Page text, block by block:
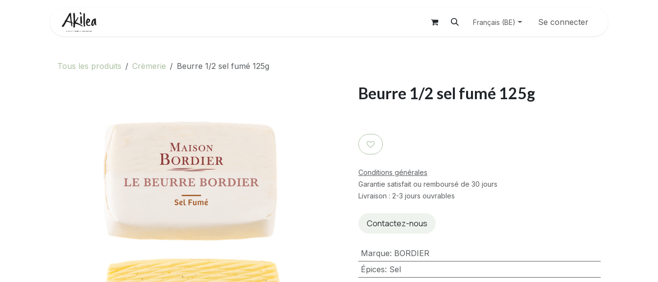
Français (BE) Se connecter
Tous les produits Crèmerie Beurre 1/2 sel fumé 125g
Beurre 1/2 sel fumé 125g
Conditions générales
Garantie satisfait ou remboursé de 30 jours
Livraison : 2-3 jours ouvrables
Contactez-nous
Marque: BORDIER
Épices: Sel